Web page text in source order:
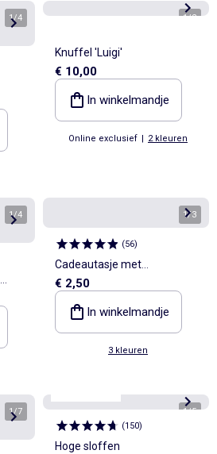
1/4 1/2
Knuffel 'Luigi'
€ 10,00
In winkelmandje
Online exclusief | 2 kleuren
1/4 1/3
(56)
Cadeautasje met
hartjesprint
€ 2,50
In winkelmandje
3 kleuren
1/7 1/5
(150)
Hoge sloffen